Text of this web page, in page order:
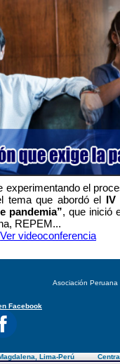
experimentando el
tema que abordó el IV
pandemia”, que inició
REPEM...
Ver videoconferencia
Asociación Peruana
Facebook
Magdalena, Lima-Perú